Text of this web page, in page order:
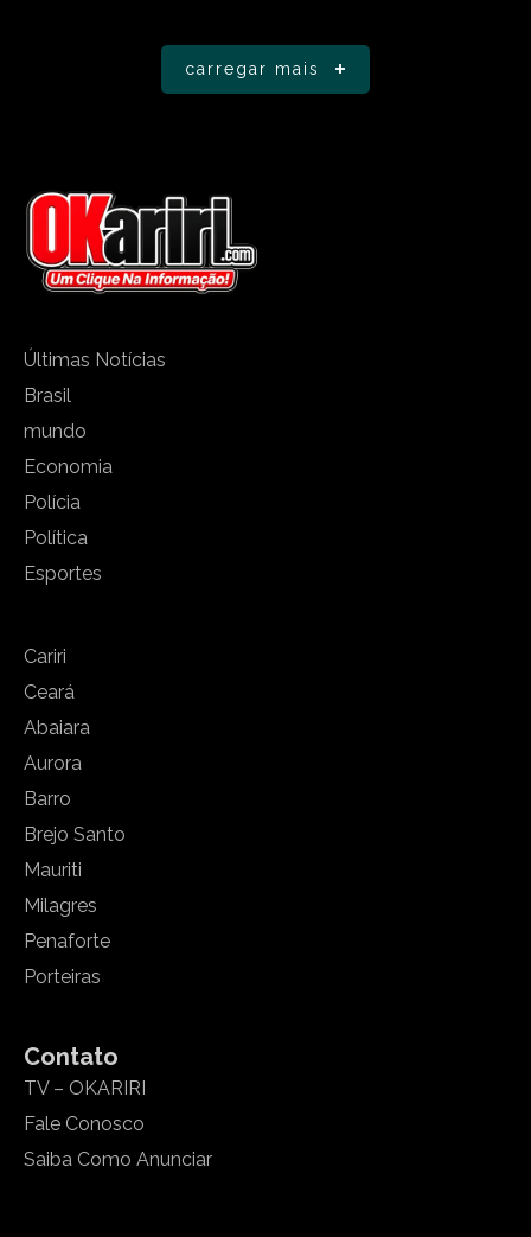
carregar mais
Últimas Notícias
Brasil
mundo
Economia
Polícia
Política
Esportes
Cariri
Ceará
Abaiara
Aurora
Barro
Brejo Santo
Mauriti
Milagres
Penaforte
Porteiras
Contato
TV – OKARIRI
Fale Conosco
Saiba Como Anunciar